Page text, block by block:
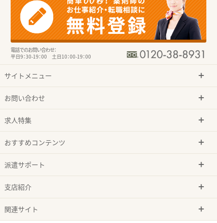
電話でのお問い合わせ：
平日9：30-19：00 土日10：00-19：00
サイトメニュー
お問い合わせ
求人特集
おすすめコンテンツ
派遣サポート
支店紹介
関連サイト